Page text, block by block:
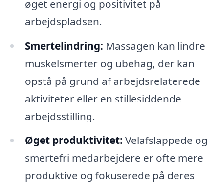
øget energi og positivitet på
arbejdspladsen.
Smertelindring: Massagen kan lindre
muskelsmerter og ubehag, der kan
opstå på grund af arbejdsrelaterede
aktiviteter eller en stillesiddende
arbejdsstilling.
Øget produktivitet: Velafslappede og
smertefri medarbejdere er ofte mere
produktive og fokuserede på deres